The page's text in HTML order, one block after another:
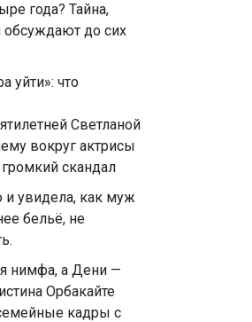
года? Тайна,
обсуждают до сих
уйти»: что
Светланой
вокруг актрисы
скандал
увидела, как муж
бельё, не
нимфа, а Дени —
Орбакайте
кадры с